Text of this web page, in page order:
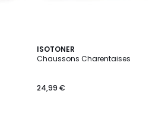
ISOTONER
Chaussons Charentaises
24,99 €